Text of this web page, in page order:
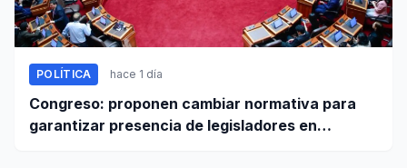
POLÍTICA hace 1 día
Congreso: proponen cambiar normativa para
garantizar presencia de legisladores en